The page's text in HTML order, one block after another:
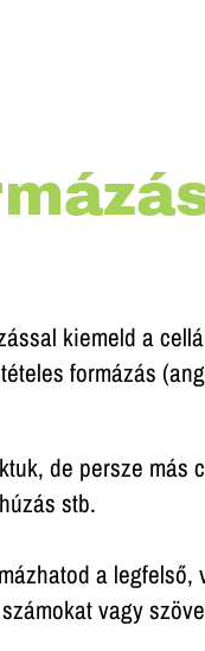
kiemeld a
formázás
de persze más
stb.
a
vagy